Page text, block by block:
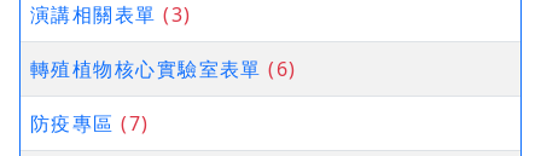
演講相關表單 (3)
轉殖植物核心實驗室表單 (6)
防疫專區 (7)